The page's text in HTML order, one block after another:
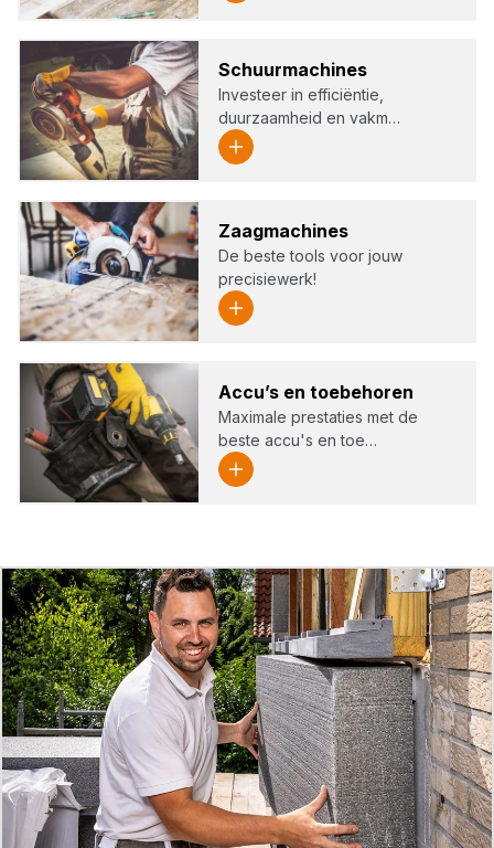
Schuur­ma­chi­nes
Investeer in efficiëntie,
duurzaamheid en vakm…
Zaag­ma­chi­nes
De beste tools voor jouw
precisiewerk!
Accu’s en toe­be­ho­ren
Maximale prestaties met de
beste accu's en toe…